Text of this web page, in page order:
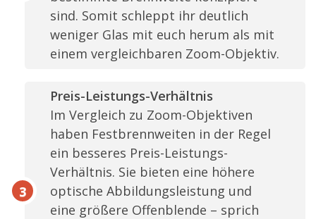
sind. Somit schleppt ihr deutlich
weniger Glas mit euch herum als mit
einem vergleichbaren Zoom-Objektiv.
Preis-Leistungs-Verhältnis
Im Vergleich zu Zoom-Objektiven
haben Festbrennweiten in der Regel
ein besseres Preis-Leistungs-
Verhältnis. Sie bieten eine höhere
optische Abbildungsleistung und
eine größere Offenblende – sprich